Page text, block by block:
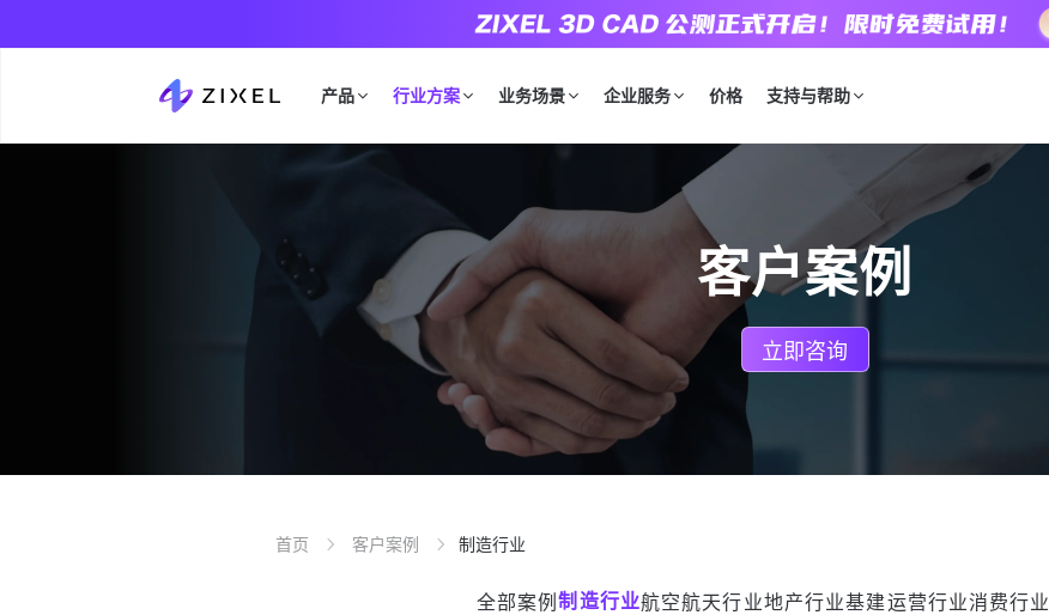
产品 行业方案 业务场景 企业服务 价格 支持与帮助
客户案例
立即咨询
首页 客户案例 制造行业
全部案例制造行业航空航天行业地产行业基建运营行业消费行业